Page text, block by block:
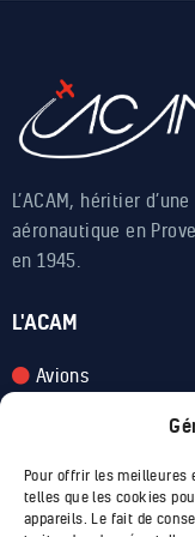
Pour offrir les meilleures
telles que les cookies
appareils. Le fait de
L’ACAM, héritier
aéronautique en
en 1945.
L'ACAM
Avions